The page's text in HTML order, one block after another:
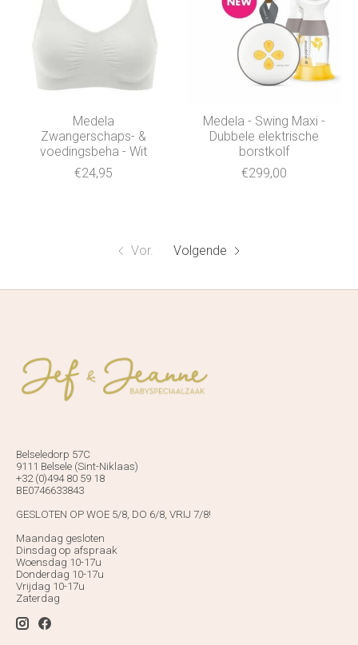
Medela
Zwangerschaps- &
voedingsbeha - Wit
€24,95
Medela - Swing Maxi -
Dubbele elektrische
borstkolf
€299,00
Vor. Volgende
Belseledorp 57C
9111 Belsele (Sint-Niklaas)
+32 (0)494 80 59 18
BE0746633843
GESLOTEN OP WOE 5/8, DO 6/8, VRIJ 7/8!
Maandag gesloten
Dinsdag op afspraak
Woensdag 10-17u
Donderdag 10-17u
Vrijdag 10-17u
Zaterdag